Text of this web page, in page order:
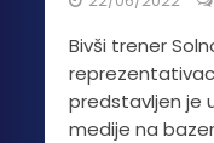
Bivši trener
reprezentativac
predstavljen je
medije na